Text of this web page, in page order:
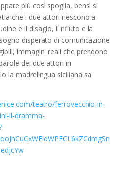
più così spoglia, bensì si
che i due attori riescono a
e il disagio, il rifiuto e la
disperato di comunicazione
immagini reali che prendono
dei due attori in
la madrelingua siciliana sa
teatro/ferrovecchio-in-
il-dramma-